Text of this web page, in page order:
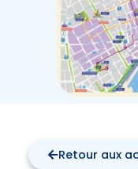
Retour aux